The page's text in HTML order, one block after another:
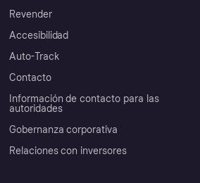
Revender
Accesibilidad
Auto-Track
Contacto
Información de contacto para las
autoridades
Gobernanza corporativa
Relaciones con inversores